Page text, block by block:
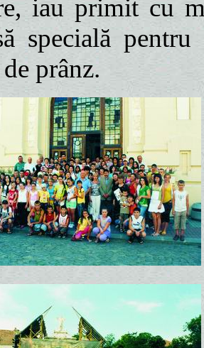
iau primit cu
specială
prânz.